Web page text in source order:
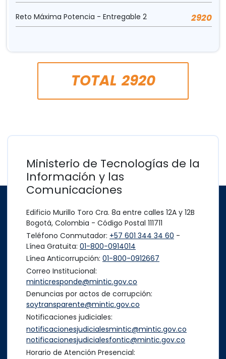
Reto Máxima Potencia - Entregable 2 2920
TOTAL 2920
Ministerio de Tecnologías de la
Información y las
Comunicaciones
Edificio Murillo Toro Cra. 8a entre calles 12A y 12B
Bogotá, Colombia - Código Postal 111711
Teléfono Conmutador: +57 601 344 34 60 -
Línea Gratuita: 01-800-0914014
Línea Anticorrupción: 01-800-0912667
Correo Institucional:
minticresponde@mintic.gov.co
Denuncias por actos de corrupción:
soytransparente@mintic.gov.co
Notificaciones judiciales:
notificacionesjudicialesmintic@mintic.gov.co
notificacionesjudicialesfontic@mintic.gov.co
Horario de Atención Presencial: